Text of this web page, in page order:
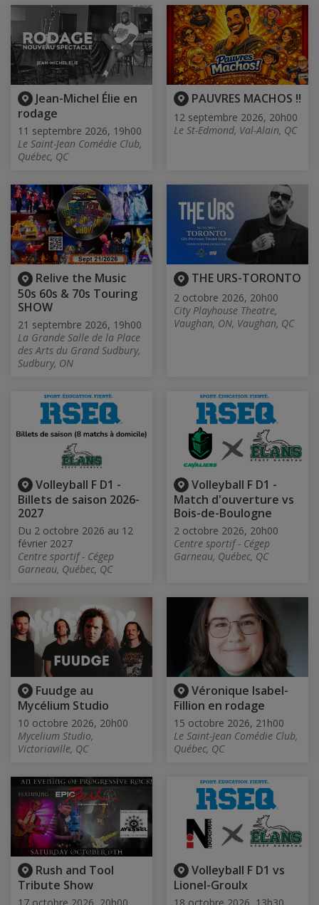
Jean-Michel Élie en
rodage
11 septembre 2026, 19h00
Le Saint-Jean Comédie Club,
Québec, QC
PAUVRES MACHOS !!
12 septembre 2026, 20h00
Le St-Edmond, Val-Alain, QC
Relive the Music
50s 60s & 70s Touring
SHOW
21 septembre 2026, 19h00
La Grande Salle de la Place
des Arts du Grand Sudbury,
Sudbury, ON
THE URS-TORONTO
2 octobre 2026, 20h00
City Playhouse Theatre,
Vaughan, ON, Vaughan, QC
Volleyball F D1 -
Billets de saison 2026-
2027
Du 2 octobre 2026 au 12
février 2027
Centre sportif - Cégep
Garneau, Québec, QC
Volleyball F D1 -
Match d'ouverture vs
Bois-de-Boulogne
2 octobre 2026, 20h00
Centre sportif - Cégep
Garneau, Québec, QC
Fuudge au
Mycélium Studio
10 octobre 2026, 20h00
Mycelium Studio,
Victoriaville, QC
Véronique Isabel-
Fillion en rodage
15 octobre 2026, 21h00
Le Saint-Jean Comédie Club,
Québec, QC
Rush and Tool
Tribute Show
Volleyball F D1 vs
Lionel-Groulx